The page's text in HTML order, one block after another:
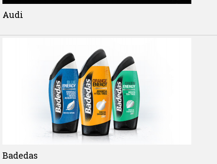
Audi
Badedas